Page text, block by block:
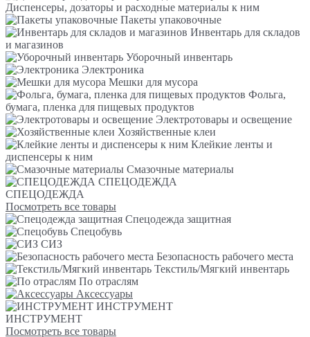
Диспенсеры, дозаторы и расходные материалы к ним
Пакеты упаковочные
Инвентарь для складов
и магазинов
Уборочный инвентарь
Электроника
Мешки для мусора
Фольга,
бумага, пленка для пищевых продуктов
Электротовары и освещение
Хозяйственные клеи
Клейкие ленты и
диспенсеры к ним
Смазочные материалы
СПЕЦОДЕЖДА
СПЕЦОДЕЖДА
Посмотреть все товары
Спецодежда защитная
Спецобувь
СИЗ
Безопасность рабочего места
Текстиль/Мягкий инвентарь
По отраслям
Аксессуары
ИНСТРУМЕНТ
ИНСТРУМЕНТ
Посмотреть все товары